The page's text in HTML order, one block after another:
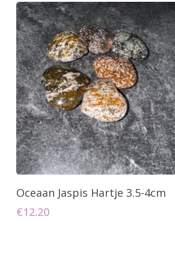
Toevoegen Aan Winkelwagen
Oceaan Jaspis Hartje 3.5-4cm
€12.20